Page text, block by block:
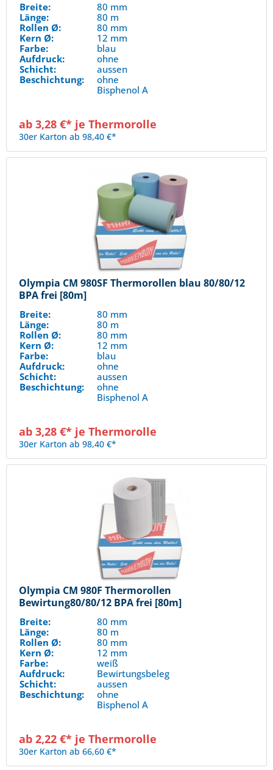
Breite:
80 mm
Länge:
80 m
Rollen Ø:
80 mm
Kern Ø:
12 mm
Farbe:
blau
Aufdruck:
ohne
Schicht:
aussen
Beschichtung:
ohne
Bisphenol A
ab 3,28 €* je Thermorolle
30er Karton ab 98,40 €*
Olympia CM 980SF Thermorollen blau 80/80/12
BPA frei [80m]
Breite:
80 mm
Länge:
80 m
Rollen Ø:
80 mm
Kern Ø:
12 mm
Farbe:
blau
Aufdruck:
ohne
Schicht:
aussen
Beschichtung:
ohne
Bisphenol A
ab 3,28 €* je Thermorolle
30er Karton ab 98,40 €*
Olympia CM 980F Thermorollen
Bewirtung80/80/12 BPA frei [80m]
Breite:
80 mm
Länge:
80 m
Rollen Ø:
80 mm
Kern Ø:
12 mm
Farbe:
weiß
Aufdruck:
Bewirtungsbeleg
Schicht:
aussen
Beschichtung:
ohne
Bisphenol A
ab 2,22 €* je Thermorolle
30er Karton ab 66,60 €*